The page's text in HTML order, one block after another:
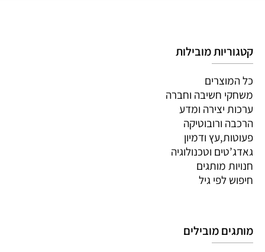
קטגוריות מובילות
כל המוצרים
משחקי חשיבה וחברה
ערכות יצירה ומדע
הרכבה ורובוטיקה
פעוטות,עץ ודמיון
גאדג’טים וטכנולוגיה
חנויות מותגים
חיפוש לפי גיל
מותגים מובילים